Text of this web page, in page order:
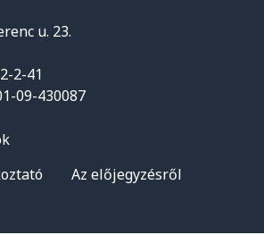
u. 23.
2-41
09-430087
Az előjegyzésről